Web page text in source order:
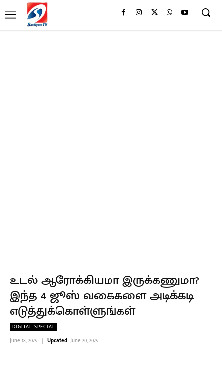
உடல் ஆரோக்கியமா இருக்கணுமா?
இந்த 4 ஜூஸ் வகைகளை அடிக்கடி
எடுத்துக்கொள்ளுங்கள்
DIGITAL SPECIAL
June 18, 2025 Updated: June 20, 2025